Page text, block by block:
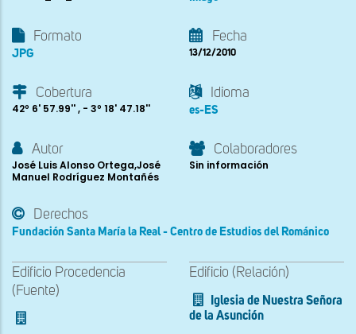
Formato
JPG
Fecha
13/12/2010
Cobertura
42º 6' 57.99'' , - 3º 18' 47.18''
Idioma
es-ES
Autor
José Luis Alonso Ortega,José
Manuel Rodríguez Montañés
Colaboradores
Sin información
Derechos
Fundación Santa María la Real - Centro de Estudios del Románico
Edificio Procedencia
(Fuente)
Edificio (Relación)
Iglesia de Nuestra Señora
de la Asunción